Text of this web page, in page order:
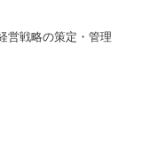
営戦略の策定・管理